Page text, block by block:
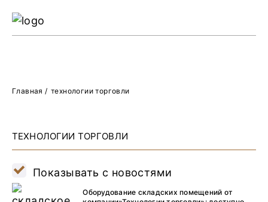
Главная / технологии торговли
ТЕХНОЛОГИИ ТОРГОВЛИ
Показывать с новостями
Оборудование складских помещений от